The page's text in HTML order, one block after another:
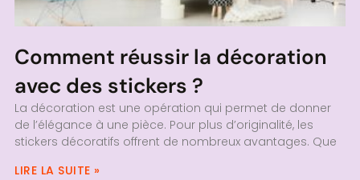
Comment réussir la décoration
avec des stickers ?
La décoration est une opération qui permet de donner
de l’élégance à une pièce. Pour plus d’originalité, les
stickers décoratifs offrent de nombreux avantages. Que
LIRE LA SUITE »